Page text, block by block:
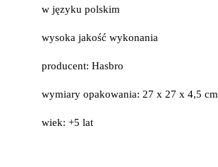
w języku polskim
wysoka jakość wykonania
producent: Hasbro
wymiary opakowania: 27 x 27 x 4,5 cm
wiek: +5 lat